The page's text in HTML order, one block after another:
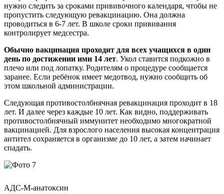
нужно следить за сроками прививочного календаря, чтобы не
пропустить следующую ревакцинацию. Она должна
проводиться в 6-7 лет. В школе сроки прививания
контролирует медсестра.
Обычно вакцинация проходит для всех учащихся в один
день по достижении ими 14 лет. Укол ставится подкожно в
плечо или под лопатку. Родителям о процедуре сообщается
заранее. Если ребёнок имеет медотвод, нужно сообщить об
этом школьной администрации.
Следующая противостолбнячная ревакцинация проходит в 18
лет. И далее через каждые 10 лет. Как видно, поддерживать
противостолбнячный иммунитет необходимо многократной
вакцинацией. Для взрослого населения высокая концентрация
антител сохраняется в организме до 10 лет, а затем начинает
спадать.
АДС-М-анатоксин